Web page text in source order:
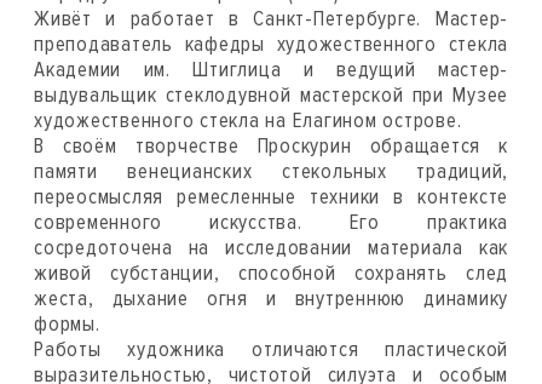
Живёт и работает в Санкт-Петербурге. Мастер-
преподаватель кафедры художественного стекла
Академии им. Штиглица и ведущий мастер-
выдувальщик стеклодувной мастерской при Музее
художественного стекла на Елагином острове.
В своём творчестве Проскурин обращается к
памяти венецианских стекольных традиций,
переосмысляя ремесленные техники в контексте
современного искусства. Его практика
сосредоточена на исследовании материала как
живой субстанции, способной сохранять след
жеста, дыхание огня и внутреннюю динамику
формы.
Работы художника отличаются пластической
выразительностью, чистотой силуэта и особым